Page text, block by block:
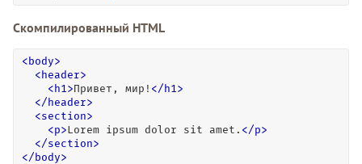
Скомпилированный HTML
< body>
< header>
< h1 >Привет, мир! </ h1 >
</ header>
<section>
<p>Lorem ipsum dolor sit amet. </p>
</section>
</ body>